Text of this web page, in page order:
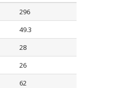
296
49.3
28
26
62